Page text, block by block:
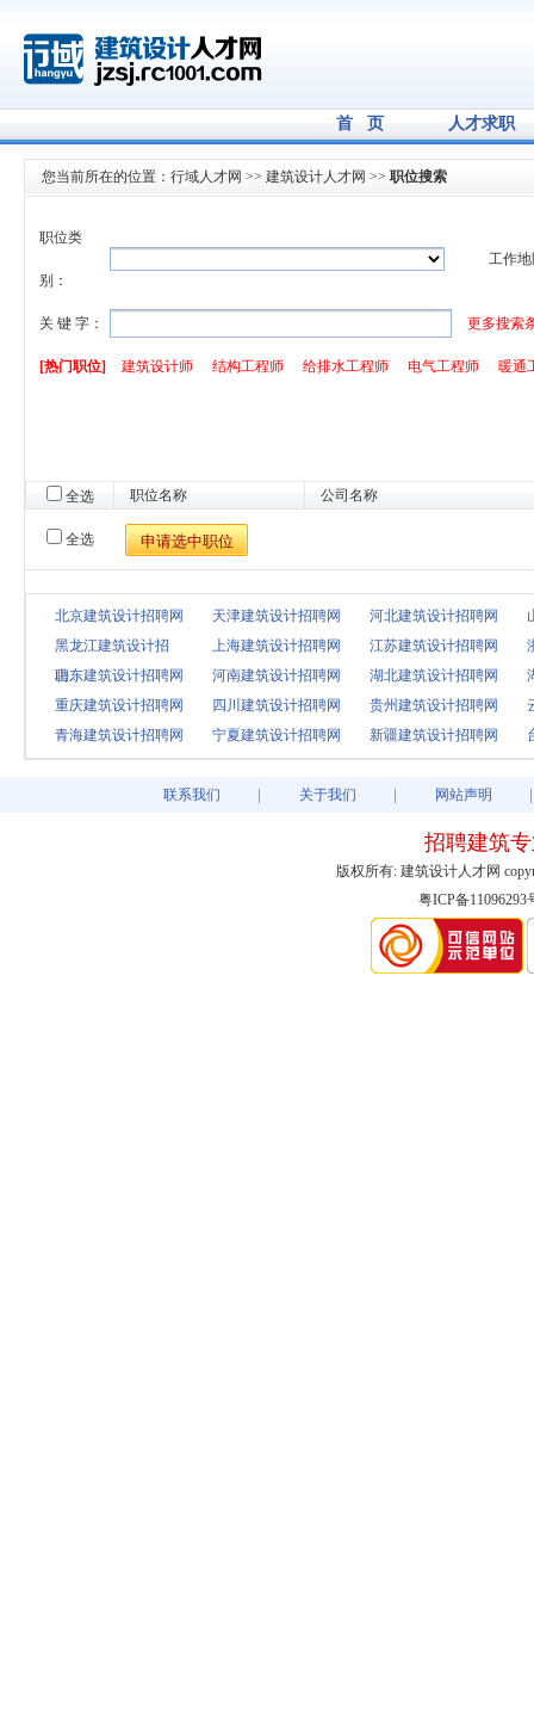
首 页 人才求职
您当前所在的位置： 行域人才网 >> 建筑设计人才网 >> 职位搜索
职位类
别：
工作
关 键 字： 更多搜索
[热门职位] 建筑设计师 结构工程师 给排水工程师 电气工程师 暖通
全选 职位名称 公司名称
全选
北京建筑设计招聘网 天津建筑设计招聘网 河北建筑设计招聘网
黑龙江建筑设计招
聘..
上海建筑设计招聘网 江苏建筑设计招聘网
山东建筑设计招聘网
河南建筑设计招聘网 湖北建筑设计招聘网
重庆建筑设计招聘网
四川建筑设计招聘网 贵州建筑设计招聘网
青海建筑设计招聘网
宁夏建筑设计招聘网 新疆建筑设计招聘网
联系我们 关于我们 网站声明
招聘建筑
版权所有: 建筑设计人才网
粤ICP备11096293